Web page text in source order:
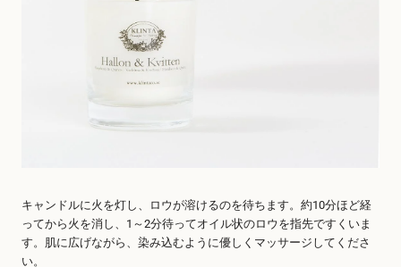
キャンドルに火を灯し、ロウが溶けるのを待ちます。約10分ほど経
ってから火を消し、1～2分待ってオイル状のロウを指先ですくいま
す。肌に広げながら、染み込むように優しくマッサージしてくださ
い。